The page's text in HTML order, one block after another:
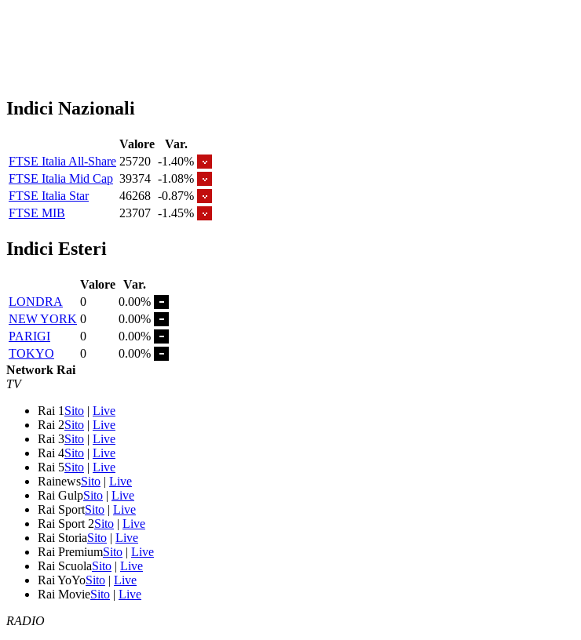
Indici Nazionali
Valore
Var.
FTSE Italia All-Share 25720 -1.40%
FTSE Italia Mid Cap 39374 -1.08%
FTSE Italia Star
46268 -0.87%
FTSE MIB
23707 -1.45%
Indici Esteri
Valore Var.
LONDRA
0
0.00%
NEW YORK 0
0.00%
PARIGI
0
0.00%
TOKYO
0
0.00%
Network Rai
TV
Rai 1 Sito | Live
Rai 2Sito | Live
Rai 3Sito | Live
Rai 4Sito | Live
Rai 5Sito | Live
RainewsSito | Live
Rai GulpSito | Live
Rai SportSito | Live
Rai Sport 2Sito | Live
Rai StoriaSito | Live
Rai PremiumSito | Live
Rai ScuolaSito | Live
Rai YoYoSito | Live
Rai MovieSito | Live
RADIO